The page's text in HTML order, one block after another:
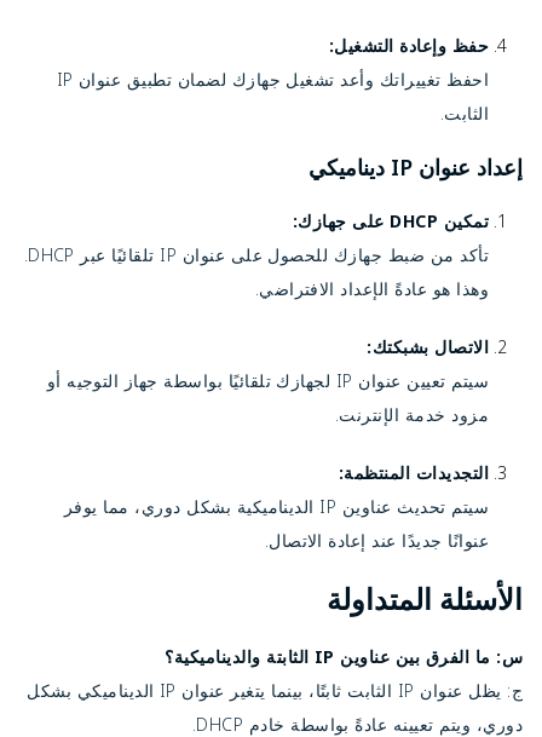
حفظ وإعادة التشغيل:
احفظ تغييراتك وأعد تشغيل جهازك لضمان تطبيق عنوان IP
الثابت.
إعداد عنوان IP ديناميكي
تمكين DHCP على جهازك:
وهذا هو عادةً الإعداد الافتراضي.
الاتصال بشبكتك:
سيتم تعيين عنوان IP لجهازك تلقائيًا بواسطة جهاز التوجيه أو
مزود خدمة الإنترنت.
التجديدات المنتظمة:
سيتم تحديث عناوين IP الديناميكية بشكل دوري، مما يوفر
عنوانًا جديدًا عند إعادة الاتصال.
الأسئلة المتداولة
س: ما الفرق بين عناوين IP الثابتة والديناميكية؟
ج: يظل عنوان IP الثابت ثابتًا، بينما يتغير عنوان IP الديناميكي بشكل
دوري، ويتم تعيينه عادةً بواسطة خادم DHCP.